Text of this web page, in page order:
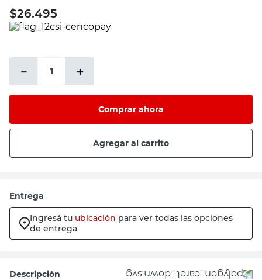
$26.495
＋
－
Comprar ahora
Agregar al carrito
Entrega
Ingresá tu ubicación para ver todas las opciones
de entrega
Descripción